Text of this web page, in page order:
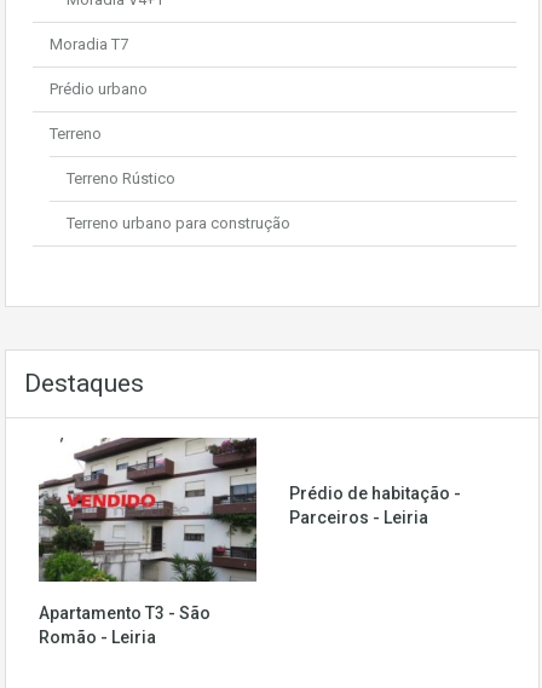
Moradia T7
Prédio urbano
Terreno
Terreno Rústico
Terreno urbano para construção
Destaques
Apartamento T3 - São
Romão - Leiria
Prédio de habitação -
Parceiros - Leiria